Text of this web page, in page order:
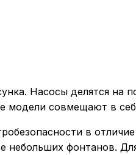
Насосы делятся на
модели совмещают в
в
небольших фонтанов.